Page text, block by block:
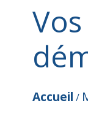
Vos
Accueil /